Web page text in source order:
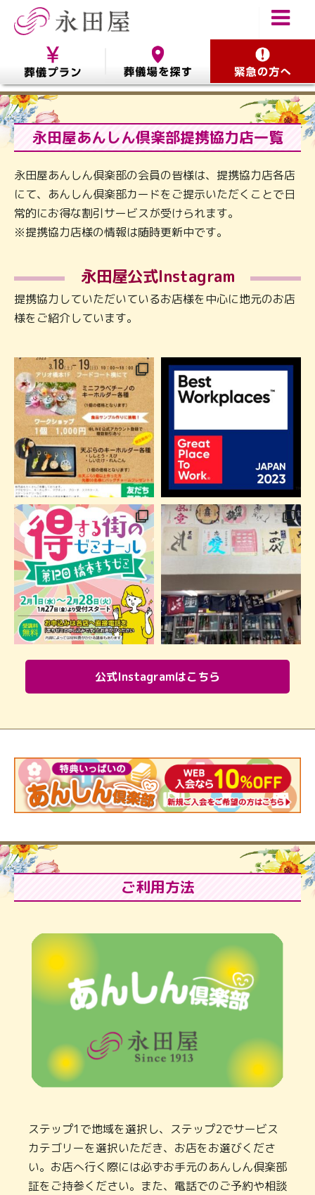
永田屋あんしん倶楽部提携協力店一覧
永田屋あんしん倶楽部の会員の皆様は、提携協力店各店
にて、 あんしん倶楽部カードをご提示いただくことで日
常的にお得な割引サービスが受けられます。
※提携協力店様の情報は随時更新中です。
永田屋公式Instagram
提携協力していただいているお店様を中心に地元のお店
様をご紹介しています。
公式Instagramはこちら
ご利用方法
ステップ1で地域を選択し、ステップ2でサービス
カテゴリーを選択いただき、お店をお選びくださ
い。お店へ行く際には必ずお手元のあんしん倶楽部
証をご持参ください。また、電話でのご予約や相談